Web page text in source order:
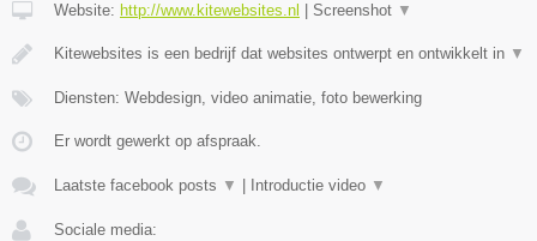
Website: http://www.kitewebsites.nl Screenshot ▼
Kitewebsites is een bedrijf dat websites ontwerpt en ontwikkelt in ▼
Diensten: Webdesign, video animatie, foto bewerking
Er wordt gewerkt op afspraak.
Laatste facebook posts ▼ Introductie video ▼
Sociale media: